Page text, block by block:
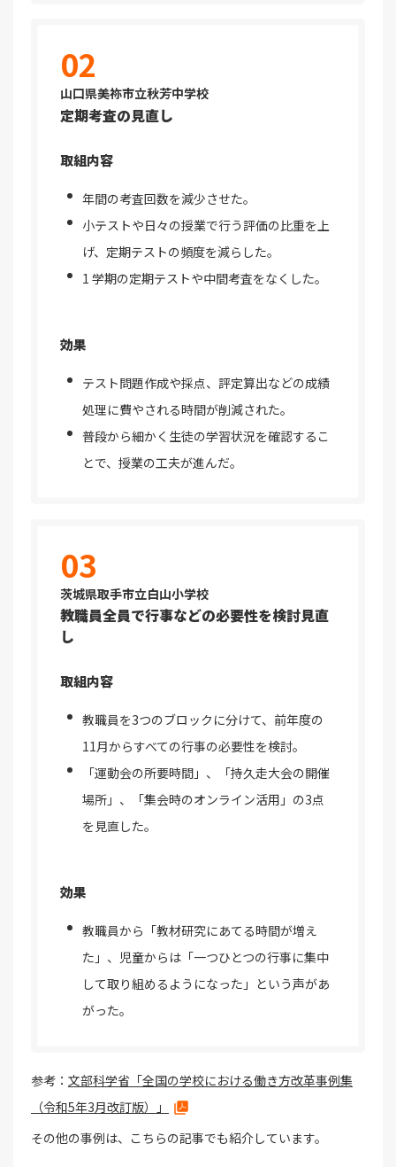
02
山口県美祢市立秋芳中学校
定期考査の見直し
取組内容
年間の考査回数を減少させた。
小テストや日々の授業で行う評価の比重を上
げ、定期テストの頻度を減らした。
1 学期の定期テストや中間考査をなくした。
効果
テスト問題作成や採点、評定算出などの成績
処理に費やされる時間が削減された。
普段から細かく生徒の学習状況を確認するこ
とで、授業の工夫が進んだ。
03
茨城県取手市立白山小学校
教職員全員で行事などの必要性を検討見直
し
取組内容
教職員を3つのブロックに分けて、前年度の
11月からすべての行事の必要性を検討。
「運動会の所要時間」、「持久走大会の開催
場所」、「集会時のオンライン活用」の3点
を見直した。
効果
教職員から「教材研究にあてる時間が増え
た」、児童からは「一つひとつの行事に集中
して取り組めるようになった」という声があ
がった。
参考： 文部科学省「全国の学校における働き方改革事例集
（令和5年3月改訂版）」
その他の事例は、こちらの記事でも紹介しています。